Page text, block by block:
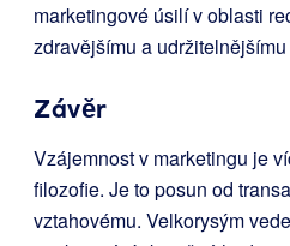
marketingové úsilí v oblasti
zdravějšímu a
Závěr
Vzájemnost v marketingu je
filozofie. Je to posun od
vztahovému. Velkorysým